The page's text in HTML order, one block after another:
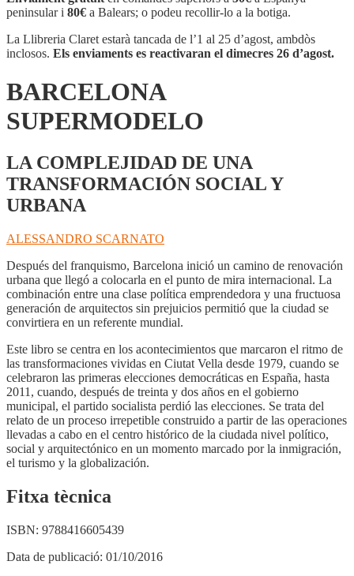
peninsular i 80€ a Balears; o podeu recollir-lo a la botiga.
La Llibreria Claret estarà tancada de l’1 al 25 d’agost, ambdòs
inclosos. Els enviaments es reactivaran el dimecres 26 d’agost.
BARCELONA
SUPERMODELO
LA COMPLEJIDAD DE UNA
TRANSFORMACIÓN SOCIAL Y
URBANA
ALESSANDRO SCARNATO
Después del franquismo, Barcelona inició un camino de renovación
urbana que llegó a colocarla en el punto de mira internacional. La
combinación entre una clase política emprendedora y una fructuosa
generación de arquitectos sin prejuicios permitió que la ciudad se
convirtiera en un referente mundial.
Este libro se centra en los acontecimientos que marcaron el ritmo de
las transformaciones vividas en Ciutat Vella desde 1979, cuando se
celebraron las primeras elecciones democráticas en España, hasta
2011, cuando, después de treinta y dos años en el gobierno
municipal, el partido socialista perdió las elecciones. Se trata del
relato de un proceso irrepetible construido a partir de las operaciones
llevadas a cabo en el centro histórico de la ciudada nivel político,
social y arquitectónico en un momento marcado por la inmigración,
el turismo y la globalización.
Fitxa tècnica
ISBN: 9788416605439
Data de publicació: 01/10/2016